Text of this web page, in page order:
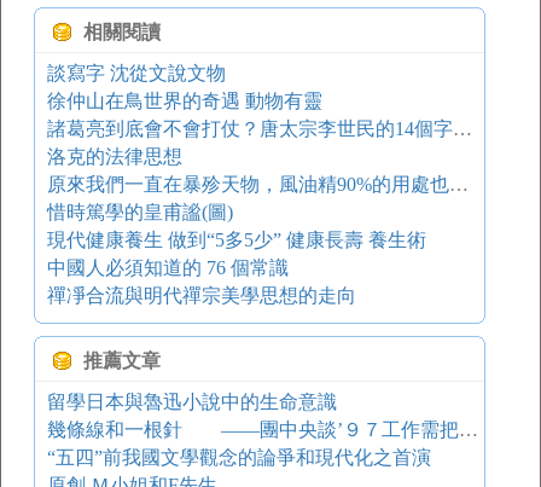
相關閱讀
談寫字 沈從文說文物
徐仲山在鳥世界的奇遇 動物有靈
諸葛亮到底會不會打仗？唐太宗李世民的14個字的評價，一針見血
洛克的法律思想
原來我們一直在暴殄天物，風油精90%的用處也許你不知道。。。
惜時篤學的皇甫謐(圖)
現代健康養生 做到“5多5少” 健康長壽 養生術
中國人必須知道的 76 個常識
禪凈合流與明代禪宗美學思想的走向
推薦文章
留學日本與魯迅小說中的生命意識
幾條線和一根針 ——團中央談’９７工作需把握的幾個關系
“五四”前我國文學觀念的論爭和現代化之首演